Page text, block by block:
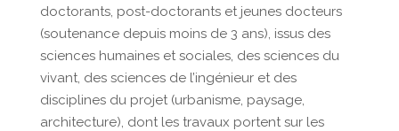
doctorants, post-doctorants et jeunes docteurs
(soutenance depuis moins de 3 ans), issus des
sciences humaines et sociales, des sciences du
vivant, des sciences de l’ingénieur et des
disciplines du projet (urbanisme, paysage,
architecture), dont les travaux portent sur les